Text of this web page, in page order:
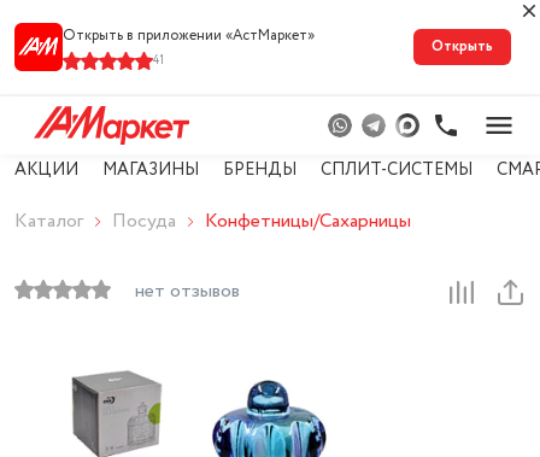
Открыть в приложении «АстМарке‪т‬»
41
Открыть
АКЦИИ МАГАЗИНЫ БРЕНДЫ СПЛИТ-СИСТЕМЫ
Каталог Посуда Конфетницы/Сахарницы
нет отзывов